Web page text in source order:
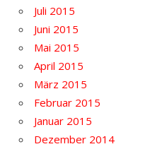
Juli 2015
Juni 2015
Mai 2015
April 2015
März 2015
Februar 2015
Januar 2015
Dezember 2014